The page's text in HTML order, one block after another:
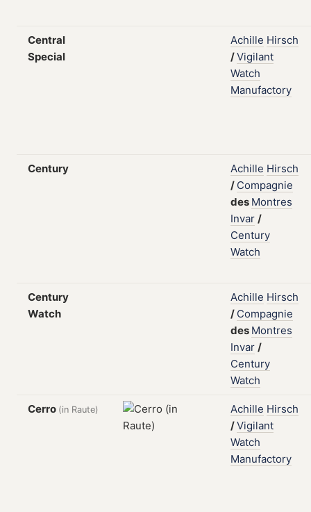
Central
Special
Achille Hirsch
/Vigilant
Watch
Manufactory
Century Achille Hirsch
/ Compagnie
des Montres
Invar /
Century
Watch
Century
Watch
Achille Hirsch
/ Compagnie
des Montres
Invar /
Century
Watch
Cerro (in Raute) Achille Hirsch
/Vigilant
Watch
Manufactory